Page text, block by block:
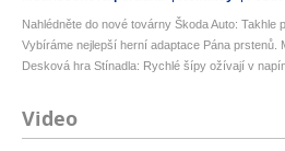
Nahlédněte do nové továrny Škoda Auto: Takhle
Vybíráme nejlepší herní adaptace Pána prstenů.
Desková hra Stínadla: Rychlé šípy ožívají v
Video